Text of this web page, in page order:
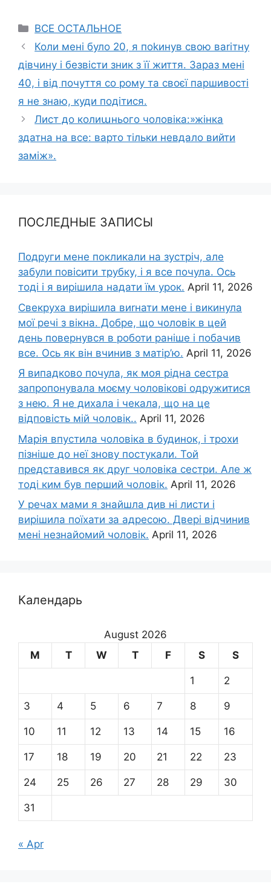
Categories
ВСЕ ОСТАЛЬНОЕ
Коли мені було 20, я поkинув свою ваrітну
дівчину і безвісти зник з її життя. Зараз мені
40, і від почуття со рому та своєї паршивості
я не знаю, куди подітися.
Лист до колиաнього чоловіка:»жінка
здатна на все: варто тільки невдало вийти
заміж».
ПОСЛЕДНЫЕ ЗАПИСЫ
Подруги мене покликали на зустріч, але
забули повісити трубку, і я все почула. Ось
тоді і я вирішила надати їм урок. April 11, 2026
Свекруха вирішила виrнати мене і викинула
мої речі з вікна. Добре, що чоловік в цей
день повернувся в роботи раніше і побачив
все. Ось як він вчинив з матір’ю. April 11, 2026
Я випадково почула, як моя рідна сестра
запропонувала моєму чоловікові одружитися
з нею. Я не дихала і чекала, що на це
відповість мій чоловік.. April 11, 2026
Марія впустила чоловіка в будинок, і трохи
пізніше до неї знову постукали. Той
представився як друг чоловіка сестри. Але ж
тоді ким був перший чоловік. April 11, 2026
У речах мами я знайшла див ні листи і
вирішила поїхати за адресою. Двері відчинив
мені незнайомий чоловік. April 11, 2026
Календарь
August 2026
M
T W T F S S
1 2
3 4 5 6 7 8 9
10 11 12 13 14 15 16
17 18 19 20 21 22 23
24 25 26 27 28 29 30
31
« Apr